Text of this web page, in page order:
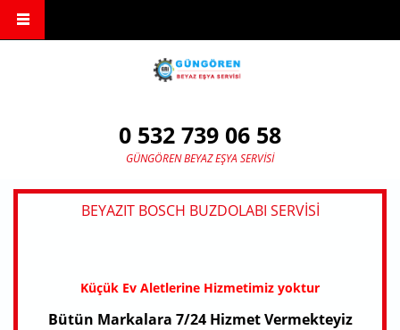
0 532 739 06 58
GÜNGÖREN BEYAZ EŞYA SERVISI
BEYAZIT BOSCH BUZDOLABI SERVISI
Küçük Ev Aletlerine Hizmetimiz yoktur
Bütün Markalara 7/24 Hizmet Vermekteyiz